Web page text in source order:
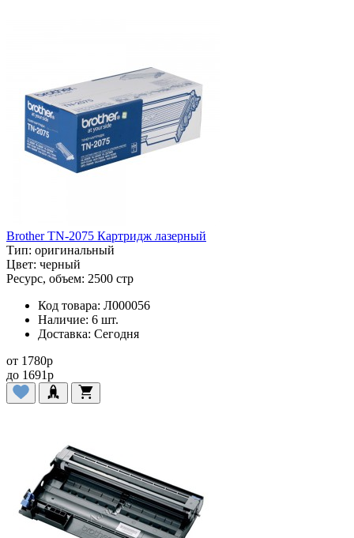
Brother TN-2075 Картридж лазерный
Тип: оригинальный
Цвет: черный
Ресурс, объем: 2500 стр
Код товара: Л000056
Наличие: 6 шт.
Доставка: Сегодня
от 1780p
до 1691p